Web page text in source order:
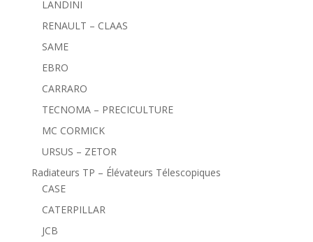
LANDINI
RENAULT – CLAAS
SAME
EBRO
CARRARO
TECNOMA – PRECICULTURE
MC CORMICK
URSUS – ZETOR
Radiateurs TP – Élévateurs Télescopiques
CASE
CATERPILLAR
JCB